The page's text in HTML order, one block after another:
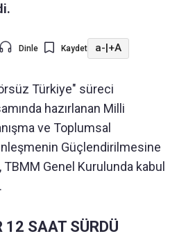
Dinle Kaydet a- +A
Türkiye" süreci
hazırlanan Milli
ve Toplumsal
Güçlendirilmesine
Genel Kurulunda kabul
12 SAAT SÜRDÜ